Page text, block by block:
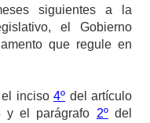
siguientes a la
el Gobierno
que regule en
inciso 4º del artículo
el parágrafo 2ºdel